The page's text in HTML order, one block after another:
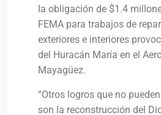
la obligación de $1.4
FEMA para trabajos de
exteriores e interiores
del Huracán María en el
Mayagüez.
“Otros logros que no
son la reconstrucción del